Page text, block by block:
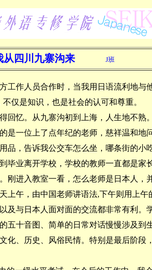
从四川九寨沟来 J班
作人员合作时，当我用日语流利地与
仅是知识，也是社会的认可和尊重。
忆。从九寨沟初到上海，人生地不熟
是一位上了点年纪的老师，慈祥温和地
品，告诉我公交车怎么坐，哪条街的
业离开学校，学校的教师一直都是家
进入教室一看，怎么老师是日本人，
上午，由中国老师讲语法,下午则用上
及与日本人面对面的交流都非常有利。
五十音图、简单的日常对话慢慢涉及到
化、历史、风俗民情。特别是最后阶段